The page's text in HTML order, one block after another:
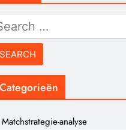
Categorieën
Matchstrategie-analyse